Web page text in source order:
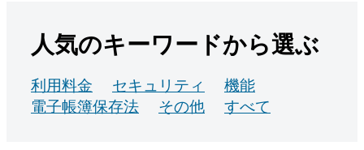
人気のキーワードから選ぶ
利用料金 セキュリティ
機能
電子帳簿保存法
その他 すべて